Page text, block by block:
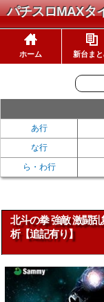
パチスロMAXタ
ホーム 新台ま
あ行
な行
ら・わ行
北斗の拳 強敵 激闘
析【追記有り】